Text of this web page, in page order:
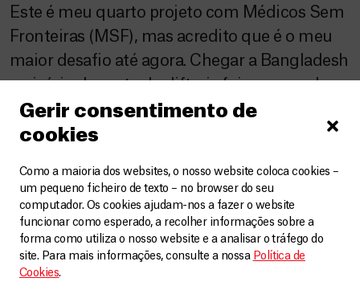
Gerir consentimento de
cookies
Como a maioria dos websites, o nosso website coloca cookies –
um pequeno ficheiro de texto – no browser do seu
computador. Os cookies ajudam-nos a fazer o website
funcionar como esperado, a recolher informações sobre a
forma como utiliza o nosso website e a analisar o tráfego do
site. Para mais informações, consulte a nossa Política de
Cookies.
Este é meu quarto projeto com Médicos Sem
Fronteiras (MSF), mas acredito que é o meu
maior desafio até agora. Chegar a Bangladesh
no início do surto de difteria foi um grande
passo em comparação com meus trabalhos
anteriores com a organização. Nós temos
campos de refugiados rohingyas em
Bangladesh […]